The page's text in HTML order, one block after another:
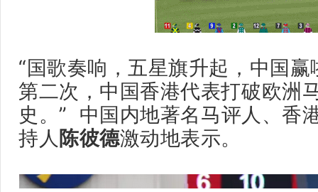
“国歌奏响，五星旗升起，中国
第二次，中国香港代表打破欧洲
史。” 中国内地著名马评人、香
持人 陈彼德激动地表示。